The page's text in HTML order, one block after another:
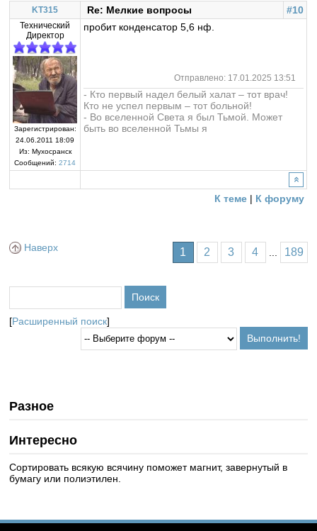
KT315 Re: Мелкие вопросы #10
Технический
Директор
Зарегистрирован:
24.06.2011 18:09
Из: Мухосранск
Сообщений: 2714
пробит конденсатор 5,6 нф.
Отправлено: 17.01.2025 13:51
- Кто первый надел белый халат – тот врач!
Кто не успел первым – тот больной!
- Во вселенной Света я был Тьмой. Может
быть во вселенной Тьмы я
К теме | К форуму
Наверх 1 2 3 4 189
[Расширенный поиск]
Разное
Интересно
Сортировать всякую всячину поможет магнит, завернутый в
бумагу или полиэтилен.